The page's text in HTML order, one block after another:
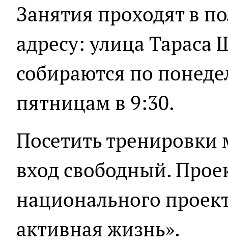
Занятия проходят в
адресу: улица
собираются по
пятницам в 9:30.
Посетить
вход свободный.
национального
активная жизнь».